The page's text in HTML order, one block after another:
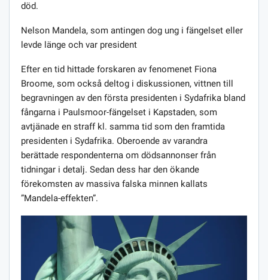
död.
Nelson Mandela, som antingen dog ung i fängelset eller
levde länge och var president
Efter en tid hittade forskaren av fenomenet Fiona
Broome, som också deltog i diskussionen, vittnen till
begravningen av den första presidenten i Sydafrika bland
fångarna i Paulsmoor-fängelset i Kapstaden, som
avtjänade en straff kl. samma tid som den framtida
presidenten i Sydafrika. Oberoende av varandra
berättade respondenterna om dödsannonser från
tidningar i detalj. Sedan dess har den ökande
förekomsten av massiva falska minnen kallats
”Mandela-effekten”.